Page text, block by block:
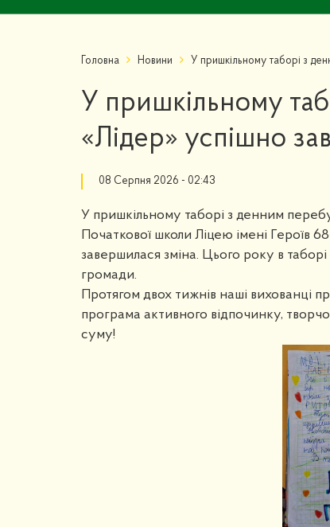
Головна Новини У пришкільному таборі з
У пришкільному
«Лідер» успішно
08 Серпня 2026 - 02:43
У пришкільному таборі з денним
Початкової школи Ліцею імені Героїв
завершилася зміна. Цього року в
громади.
Протягом двох тижнів наші вихованці
програма активного відпочинку,
суму!